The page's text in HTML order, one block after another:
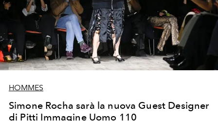
HOMMES
Simone Rocha sarà la nuova Guest Designer
di Pitti Immagine Uomo 110